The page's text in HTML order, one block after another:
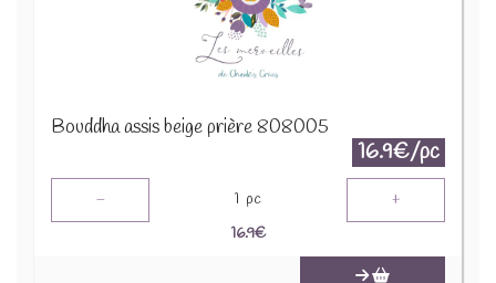
Bouddha assis beige prière 808005
16.9€/pc
- 1 pc +
16.9€